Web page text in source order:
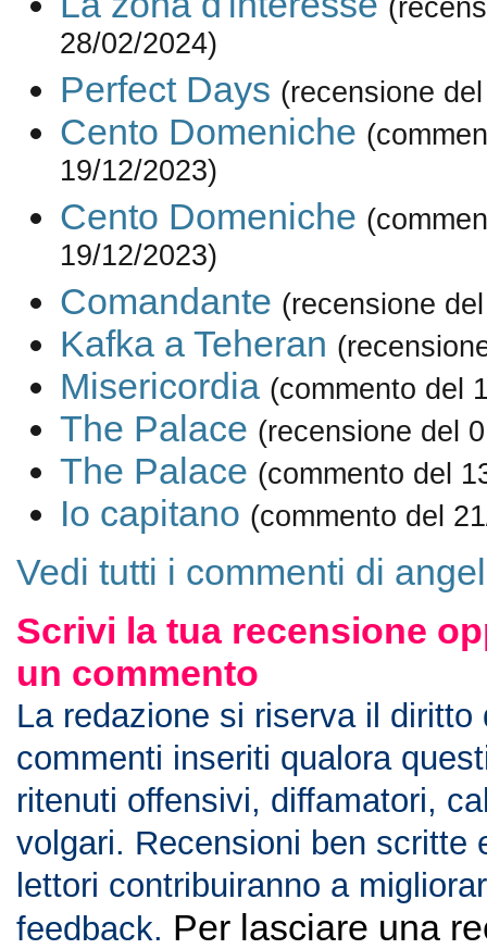
28/02/2024)
Perfect Days (recensione
Cento Domeniche
19/12/2023)
Cento Domeniche
19/12/2023)
Comandante (recensione
Kafka a Teheran
Misericordia (commento del
The Palace (recensione del
The Palace (commento del
Io capitano (commento del
Vedi tutti i commenti di
Scrivi la tua recensione
un commento
La redazione si riserva il diritto
commenti inseriti qualora
ritenuti offensivi, diffamatori,
volgari. Recensioni ben scritte
lettori contribuiranno a
feedback. Per lasciare una